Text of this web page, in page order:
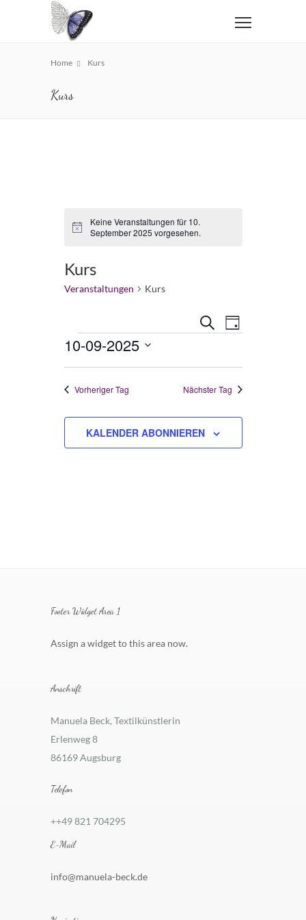
Home Kurs
Kurs
Hinweis
Keine Veranstaltungen für 10.
September 2025 vorgesehen.
Kurs
Veranstaltungen Kurs
Veranstaltungen
und
Ansichten,
Navigation
SUCHEVeranstaltung
TAG
Veranstaltungen
10-09-2025
Vorheriger Tag Nächster Tag
KALENDER ABONNIEREN
Footer Widget Area 1
Assign a widget to this area now.
Anschrift
Manuela Beck, Textilkünstlerin
Erlenweg 8
86169 Augsburg
Telefon
++49 821 704295
E-Mail
info@manuela-beck.de